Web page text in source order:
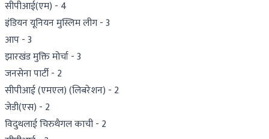
सीपीआई(एम) - 4
इंडियन यूनियन मुस्लिम लीग - 3
आप - 3
झारखंड मुक्ति मोर्चा - 3
जनसेना पार्टी - 2
सीपीआई (एमएल) (लिबरेशन) - 2
जेडी(एस) - 2
विदुथलाई चिरुथैगल काची - 2